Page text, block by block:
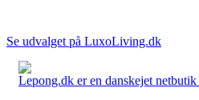
Se udvalget på LuxoLiving.dk
Lepong.dk er en danskejet